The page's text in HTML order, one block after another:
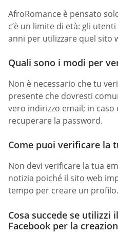
AfroRomance è pensato
c’è un limite di età: gli
anni per utilizzare quel sito
Quali sono i modi per
Non è necessario che tu
presente che dovresti
vero indirizzo email; in
recuperare la password.
Come puoi verificare la
Non devi verificare la tua
notizia poiché il sito web
tempo per creare un profilo.
Cosa succede se utilizzi
Facebook per la